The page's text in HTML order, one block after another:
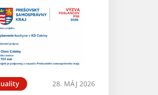
28. MÁJ 2026